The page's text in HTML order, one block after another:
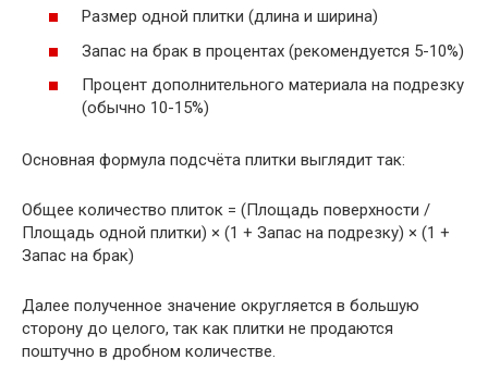
Размер одной плитки (длина и ширина)
Запас на брак в процентах (рекомендуется 5-10%)
Процент дополнительного материала на подрезку
(обычно 10-15%)
Основная формула подсчёта плитки выглядит так:
Общее количество плиток = (Площадь поверхности /
Площадь одной плитки) × (1 + Запас на подрезку) × (1 +
Запас на брак)
Далее полученное значение округляется в большую
сторону до целого, так как плитки не продаются
поштучно в дробном количестве.